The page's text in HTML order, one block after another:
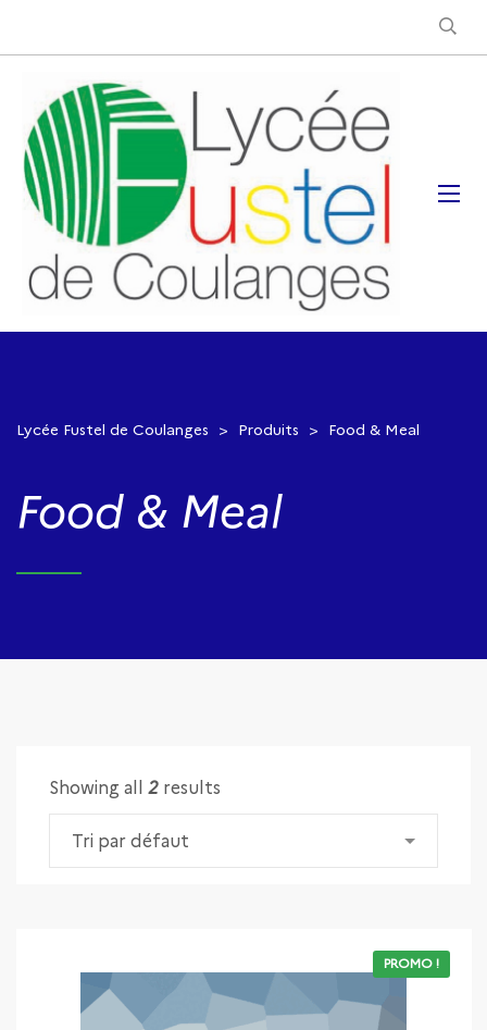
Lycée Fustel de Coulanges > Produits > Food & Meal
Food & Meal
Showing all 2 results
Tri par défaut
PROMO !